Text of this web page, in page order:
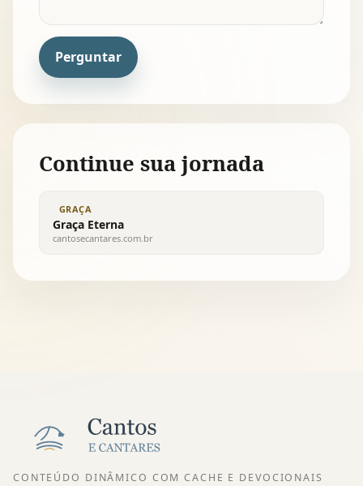
Perguntar
Continue sua jornada
GRAÇA
Graça Eterna
cantosecantares.com.br
CONTEÚDO DINÂMICO COM CACHE E DEVOCIONAIS